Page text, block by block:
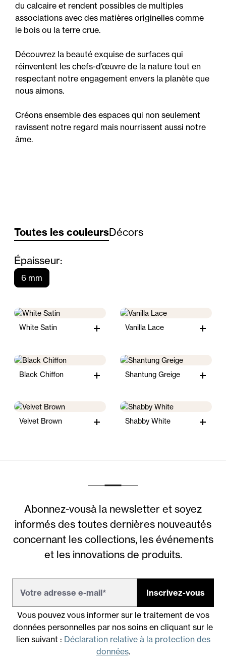
du calcaire et rendent possibles de multiples
associations avec des matières originelles comme
le bois ou la terre crue.
Découvrez la beauté exquise de surfaces qui
réinventent les chefs-d’œuvre de la nature tout en
respectant notre engagement envers la planète que
nous aimons.
Créons ensemble des espaces qui non seulement
ravissent notre regard mais nourrissent aussi notre
âme.
Toutes les couleursDécors
Épaisseur:
6 mm
White Satin Vanilla Lace
Black Chiffon Shantung Greige
Velvet Brown Shabby White
Abonnez-vousà la newsletter et soyez
informés des toutes dernières nouveautés
concernant les collections, les événements
et les innovations de produits.
Inscrivez-vous
Vous pouvez vous informer sur le traitement de vos
données personnelles par nos soins en cliquant sur le
lien suivant : Déclaration relative à la protection des
données.